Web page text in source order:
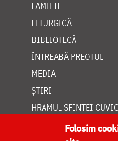
FAMILIE
LITURGICĂ
BIBLIOTECĂ
ÎNTREABĂ PREOTUL
MEDIA
ȘTIRI
HRAMUL SFINTEI
Folosim